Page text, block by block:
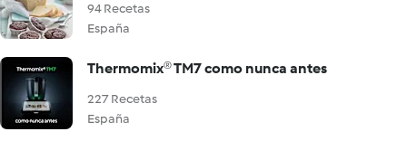
94 Recetas
España
Thermomix® TM7 como nunca antes
227 Recetas
España